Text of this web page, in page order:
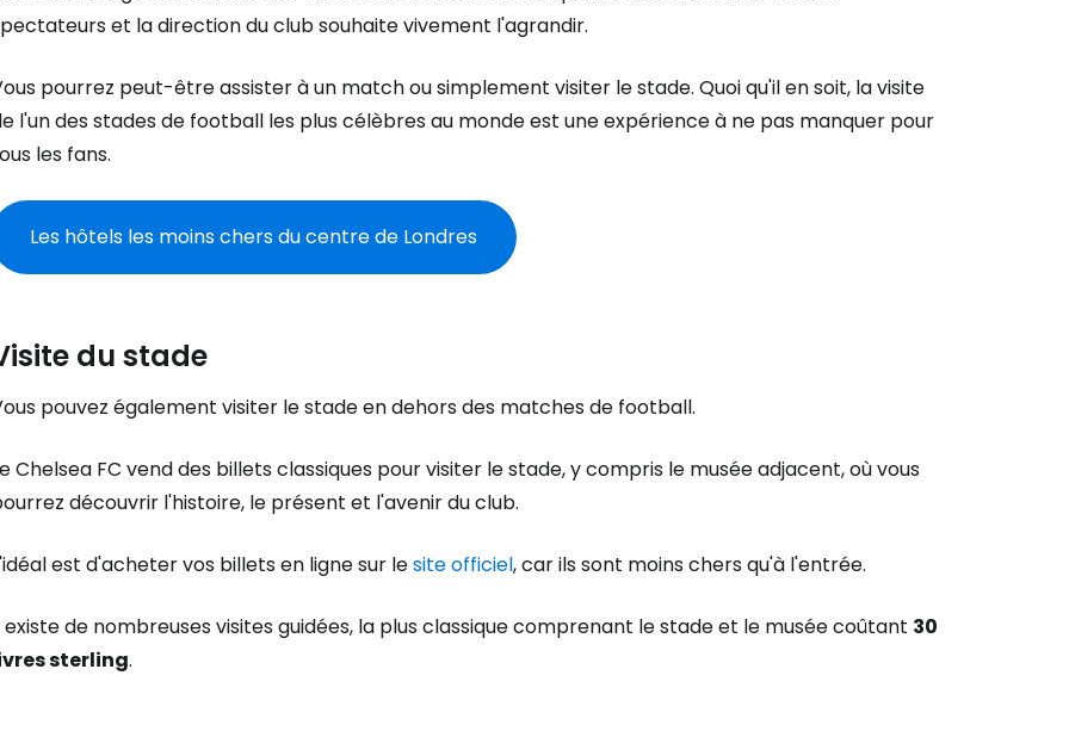
et la direction du club souhaite vivement l'agrandir.
pourrez peut-être assister à un match ou simplement visiter le stade. Quoi qu'il en soit, la visite
l'un des stades de football les plus célèbres au monde est une expérience à ne pas manquer pour
les fans.
Les hôtels les moins chers du centre de Londres
du stade
pouvez également visiter le stade en dehors des matches de football.
Chelsea FC vend des billets classiques pour visiter le stade, y compris le musée adjacent, où vous
découvrir l'histoire, le présent et l'avenir du club.
est d'acheter vos billets en ligne sur lesite officiel, car ils sont moins chers qu'à l'entrée.
existe de nombreuses visites guidées, la plus classique comprenant le stade et le musée coûtant 30
sterling.